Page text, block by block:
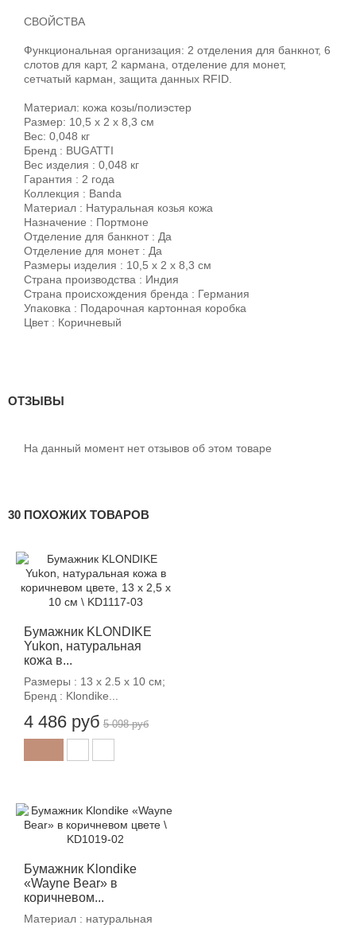
СВОЙСТВА
Функциональная организация: 2 отделения для банкнот, 6
слотов для карт, 2 кармана, отделение для монет,
сетчатый карман, защита данных RFID.
Материал: кожа козы/полиэстер
Размер: 10,5 x 2 x 8,3 см
Вес: 0,048 кг
Бренд : BUGATTI
Вес изделия : 0,048 кг
Гарантия : 2 года
Коллекция : Banda
Материал : Натуральная козья кожа
Назначение : Портмоне
Отделение для банкнот : Да
Отделение для монет : Да
Размеры изделия : 10,5 x 2 x 8,3 см
Страна производства : Индия
Страна происхождения бренда : Германия
Упаковка : Подарочная картонная коробка
Цвет : Коричневый
ОТЗЫВЫ
На данный момент нет отзывов об этом товаре
30 ПОХОЖИХ ТОВАРОВ
Бумажник KLONDIKE
Yukon, натуральная
кожа в...
Размеры : 13 х 2.5 х 10 см;
Бренд : Klondike...
4 486 руб 5 098 руб
Бумажник Klondike
«Wayne Bear» в
коричневом...
Материал : натуральная